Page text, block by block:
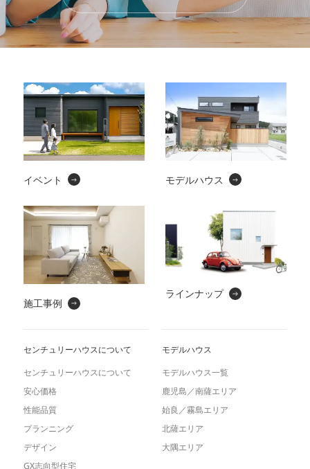
イベント モデルハウス
施工事例
ラインナップ
センチュリーハウスについて
センチュリーハウスについて
安心価格
性能品質
プランニング
デザイン
GX志向型住宅
モデルハウス
モデルハウス一覧
鹿児島／南薩エリア
始良／霧島エリア
北薩エリア
大隅エリア